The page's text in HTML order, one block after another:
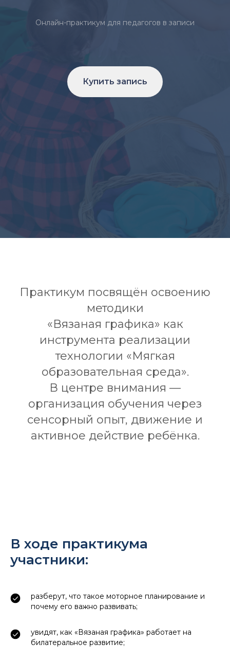
Онлайн-практикум для педагогов в записи
Купить запись
Практикум посвящён освоению
методики
«Вязаная графика» как
инструмента реализации
технологии «Мягкая
образовательная среда».
В центре внимания —
организация обучения через
сенсорный опыт, движение и
активное действие ребёнка.
В ходе практикума
участники:
разберут, что такое моторное планирование и
почему его важно развивать;
увидят, как «Вязаная графика» работает на
билатеральное развитие;